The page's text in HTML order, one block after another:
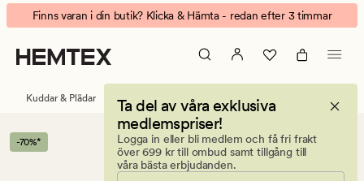
Valeria
prydnadskudde
multi/blå
Animerad
banner.
Klicka
på
att
pausa.
Finns varan i din butik? Klicka & Hämta - redan efter 3 timmar
Ta del av våra exklusiva
medlemspriser!
Logga in eller bli medlem och få fri frakt
över 699 kr till ombud samt tillgång till
våra bästa erbjudanden.
Kuddar & Plädar Prydnadskuddar
-70%*